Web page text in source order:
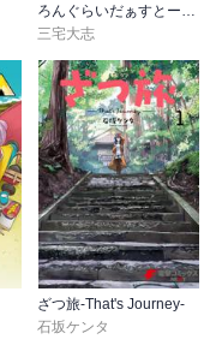
三宅大志
ざつ旅-That's Journey-
石坂ケンタ